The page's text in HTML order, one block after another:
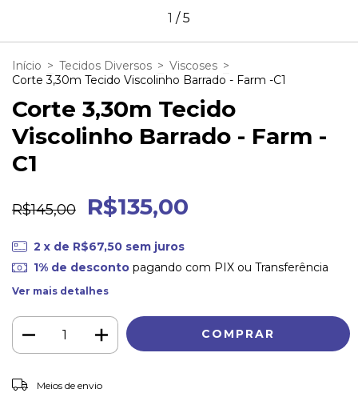
1 /5
Início > Tecidos Diversos > Viscoses >
Corte 3,30m Tecido Viscolinho Barrado - Farm -C1
Corte 3,30m Tecido
Viscolinho Barrado - Farm -
C1
R$145,00 R$135,00
2 x de R$67,50 sem juros
1% de descontopagando com PIX ou Transferência
Ver mais detalhes
Entregas para o CEP:
Meios de envio